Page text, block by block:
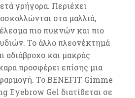
γρήγορα. Περιέχει
στα μαλλιά,
πιο πυκνών και πιο
Το άλλο πλεονέκτημά
αδιάβροχο και μακράς
προσφέρει επίσης μια
Το BENEFIT Gimme
Gel διατίθεται σε